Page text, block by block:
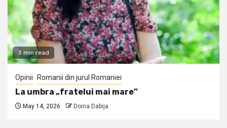
3 min read
Opinii Romanii din jurul Romaniei
La umbra „fratelui mai mare”
May 14, 2026 Doina Dabija